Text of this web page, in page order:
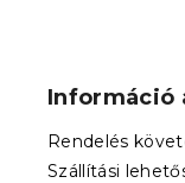
Információ
Rendelés
Szállítási